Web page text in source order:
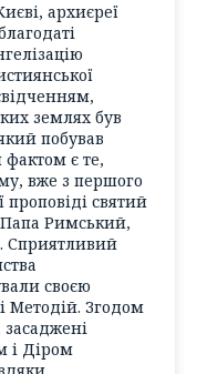
архиєреї
землях був
побував
фактом є те,
вже з першого
проповіді святий
Римський,
Сприятливий
своєю
Методій. Згодом
засаджені
і Діром